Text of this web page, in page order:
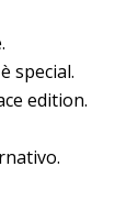
special.
edition.